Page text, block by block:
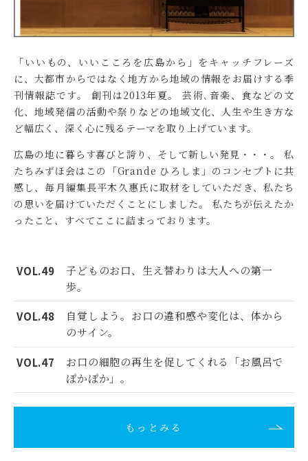
「いいもの、いいこころを広島から」をキャッチフレーズ
に、大都市からではなく地方から地域の情報をお届けする季
刊情報誌です。
創刊は2013年夏。
芸術､音楽、食などの文
化、地域発信の活動や祭りなどの地域文化、人生や生き方な
ど幅広く、深く心に残るテーマを取り上げています。
広島の地に暮らす喜びと誇り、そして新しい発見・・・。
私
たちみずほ会はこの「Grande ひろしま」のコンセプトに共
感し、毎月編集長平木久惠氏に取材をしていただき、私たち
の思いを届けていただくことにしました。
私たちが伝えたか
ったこと、すべてここに詰まっております。
VOL.49
子どものお口、生え替わりは大人への第一
歩。
VOL.48
自覚しよう。お口の違和感や変化は、体から
のサイン。
VOL.47
お口の細胞の再生を促してくれる「お風呂で
ぽかぽか」。
もっとみる